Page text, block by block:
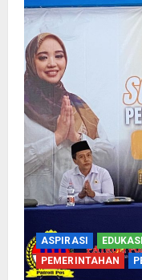
ASPIRASI EDUKASI
PEMERINTAHAN